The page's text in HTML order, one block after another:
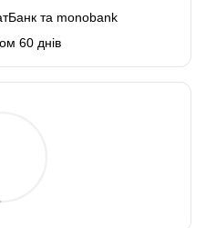
та monobank
60 днів